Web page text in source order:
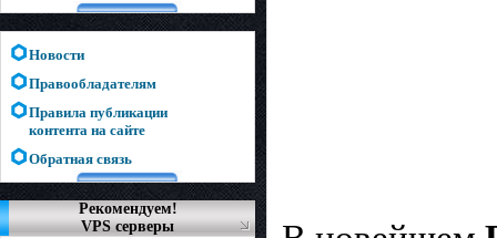
Новости
Правообладателям
Правила публикации
контента на сайте
Обратная связь
Рекомендуем!
VPS серверы